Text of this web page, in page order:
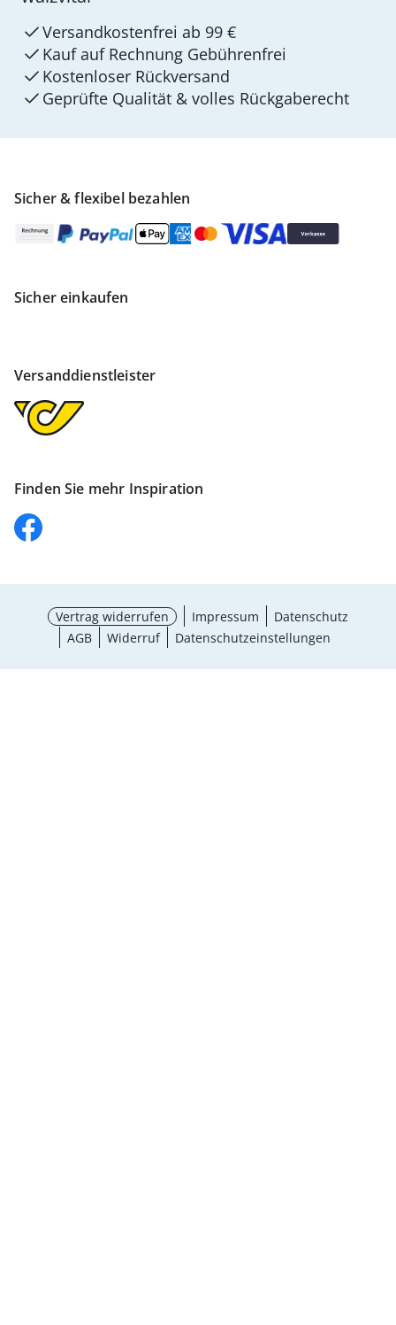
Sicher & flexibel bezahlen
Sicher einkaufen
Versanddienstleister
Finden Sie mehr Inspiration
Versandkostenfrei ab 99 €
Kauf auf Rechnung Gebührenfrei
Kostenloser Rückversand
Geprüfte Qualität & volles Rückgaberecht
Vertrag widerrufen Impressum
Datenschutz
AGB
Widerruf Datenschutzeinstellungen